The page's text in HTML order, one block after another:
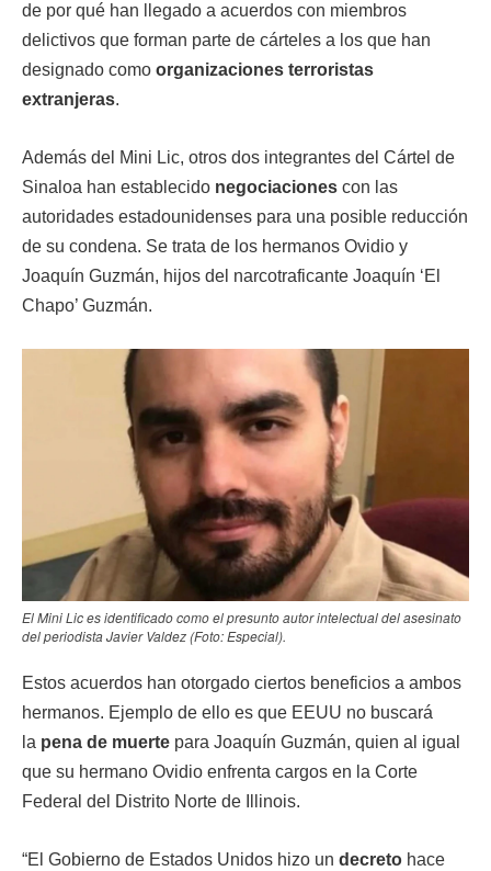
de por qué han llegado a acuerdos con miembros
delictivos que forman parte de cárteles a los que han
designado como organizaciones terroristas
extranjeras.
Además del Mini Lic, otros dos integrantes del Cártel de
Sinaloa han establecido negociaciones con las
autoridades estadounidenses para una posible reducción
de su condena. Se trata de los hermanos Ovidio y
Joaquín Guzmán, hijos del narcotraficante Joaquín ‘El
Chapo’ Guzmán.
El Mini Lic es identificado como el presunto autor intelectual del asesinato
del periodista Javier Valdez (Foto: Especial).
Estos acuerdos han otorgado ciertos beneficios a ambos
hermanos. Ejemplo de ello es que EEUU no buscará
la pena de muerte para Joaquín Guzmán, quien al igual
que su hermano Ovidio enfrenta cargos en la Corte
Federal del Distrito Norte de Illinois.
“El Gobierno de Estados Unidos hizo un decreto hace